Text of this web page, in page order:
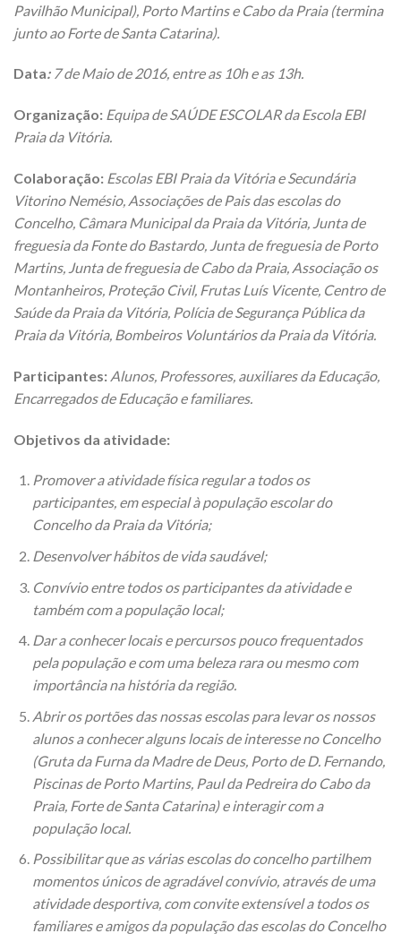
Pavilhão Municipal), Porto Martins e Cabo da Praia (termina
junto ao Forte de Santa Catarina).
Data:7 de Maio de 2016, entre as 10h e as 13h.
Organização: Equipa de SAÚDE ESCOLAR da Escola EBI
Praia da Vitória.
Colaboração: Escolas EBI Praia da Vitória e Secundária
Vitorino Nemésio, Associações de Pais das escolas do
Concelho, Câmara Municipal da Praia da Vitória, Junta de
freguesia da Fonte do Bastardo, Junta de freguesia de Porto
Martins, Junta de freguesia de Cabo da Praia, Associação os
Montanheiros, Proteção Civil, Frutas Luís Vicente, Centro de
Saúde da Praia da Vitória, Polícia de Segurança Pública da
Praia da Vitória, Bombeiros Voluntários da Praia da Vitória.
Participantes: Alunos, Professores, auxiliares da Educação,
Encarregados de Educação e familiares.
Objetivos da atividade:
Promover a atividade física regular a todos os
participantes, em especial à população escolar do
Concelho da Praia da Vitória;
Desenvolver hábitos de vida saudável;
Convívio entre todos os participantes da atividade e
também com a população local;
Dar a conhecer locais e percursos pouco frequentados
pela população e com uma beleza rara ou mesmo com
importância na história da região.
Abrir os portões das nossas escolas para levar os nossos
alunos a conhecer alguns locais de interesse no Concelho
(Gruta da Furna da Madre de Deus, Porto de D. Fernando,
Piscinas de Porto Martins, Paul da Pedreira do Cabo da
Praia, Forte de Santa Catarina) e interagir com a
população local.
Possibilitar que as várias escolas do concelho partilhem
momentos únicos de agradável convívio, através de uma
atividade desportiva, com convite extensível a todos os
familiares e amigos da população das escolas do Concelho